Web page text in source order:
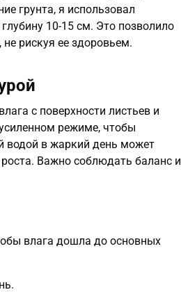
грунта, я использовал
10-15 см. Это позволило
рискуя ее здоровьем.
с поверхности листьев и
режиме, чтобы
водой в жаркий день может
Важно соблюдать баланс и
влага дошла до основных